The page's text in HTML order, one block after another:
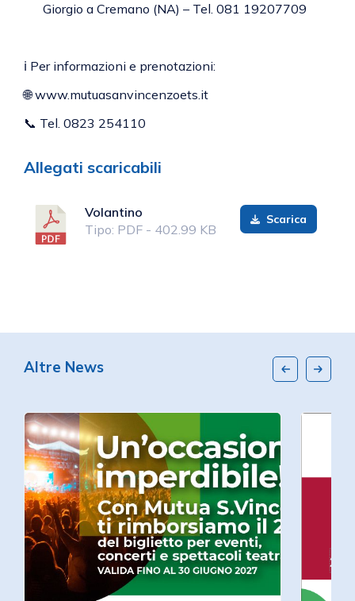
Giorgio a Cremano (NA) – Tel. 081 19207709
ℹ️ Per informazioni e prenotazioni:
🌐 www.mutuasanvincenzoets.it
📞 Tel. 0823 254110
Allegati scaricabili
Volantino
Tipo: PDF - 402.99 KB
Scarica
Altre News